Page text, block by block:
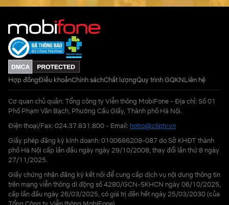
Hợp đồngĐiều khoảnChính sáchChất lượngQuy trình GQKNLiên hệ
Cơ quan chủ quản: Tổng công ty Viễn thông MobiFone - Địa chỉ: Số 01
Phố Phạm Văn Bạch, Phường Cầu Giấy, Thành phố Hà Nội.
Điện thoại/Fax: 024.37.831.800 - Email: hotro@cliptv.vn
Giấy phép đăng ký kinh doanh: 0100686209-087 do Sở KHĐT thành
phố Hà Nội cấp lần đầu ngày ngày 29/10/2008, thay đổi lần thứ 8 ngày
27/11/2025.
Giấy chứng nhận đăng ký kết nối để cung cấp dịch vụ nội dung thông tin
trên mạng viễn thông di động số 4280/GCN-SKHCN ngày 06/10/2025,
cấp lần đầu ngày 26/03/2025, có giá trị đến hết ngày 25/03/2030 (của